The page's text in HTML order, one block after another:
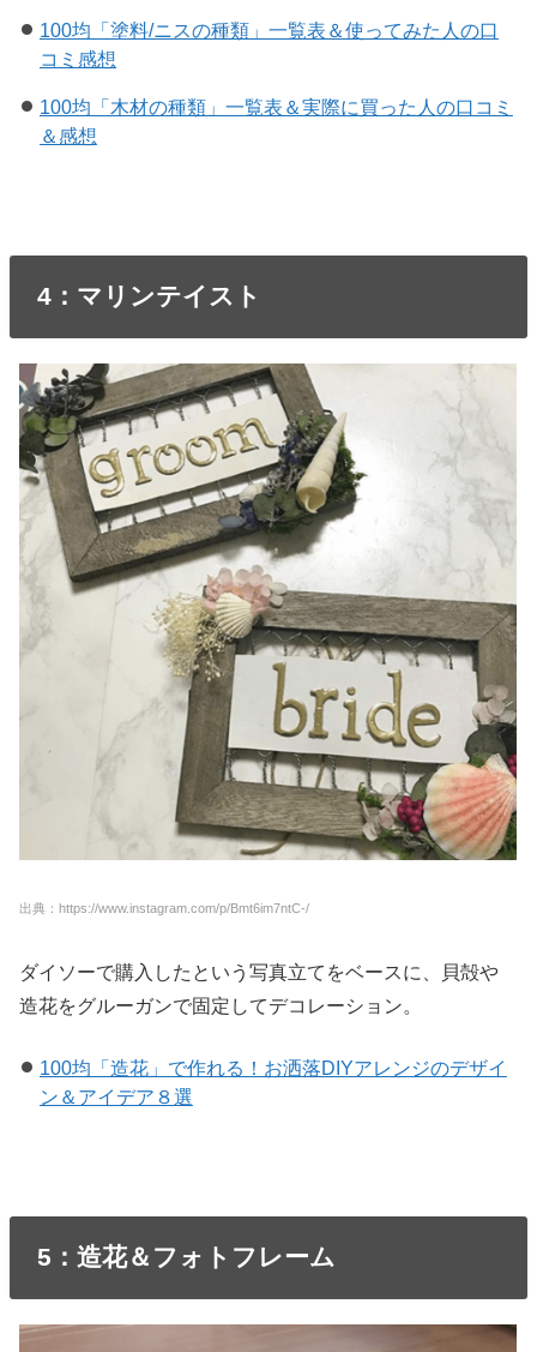
100均「塗料/ニスの種類」一覧表＆使ってみた人の口
コミ感想
100均「木材の種類」一覧表＆実際に買った人の口コミ
＆感想
4：マリンテイスト
出典：https://www.instagram.com/p/Bmt6im7ntC-/
ダイソーで購入したという写真立てをベースに、貝殻や
造花をグルーガンで固定してデコレーション。
100均「造花」で作れる！お洒落DIYアレンジのデザイ
ン＆アイデア８選
5：造花＆フォトフレーム